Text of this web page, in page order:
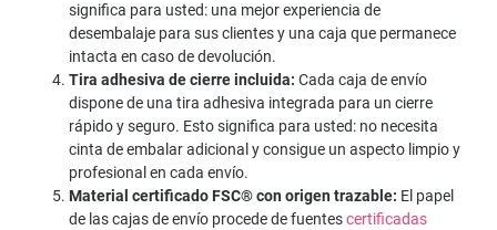
significa para usted: una mejor experiencia de
desembalaje para sus clientes y una caja que permanece
intacta en caso de devolución.
Tira adhesiva de cierre incluida: Cada caja de envío
dispone de una tira adhesiva integrada para un cierre
rápido y seguro. Esto significa para usted: no necesita
cinta de embalar adicional y consigue un aspecto limpio y
profesional en cada envío.
Material certificado FSC® con origen trazable: El papel
de las cajas de envío procede de fuentescertificadas